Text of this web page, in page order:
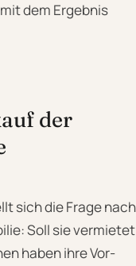
dem Ergebnis
der
sich die Frage nach
Soll sie vermietet
haben ihre Vor-